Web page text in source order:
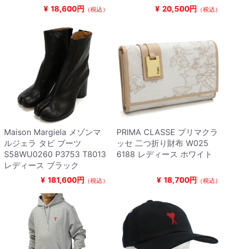
¥ 18,600円 （税込） ¥ 20,500円 （税込）
Maison Margiela メゾンマ
ルジェラ タビ ブーツ
S58WU0260 P3753 T8013
レディース ブラック
¥ 181,600円 （税込）
PRIMA CLASSE プリマクラ
ッセ 二つ折り財布 W025
6188 レディース ホワイト
¥ 18,700円 （税込）